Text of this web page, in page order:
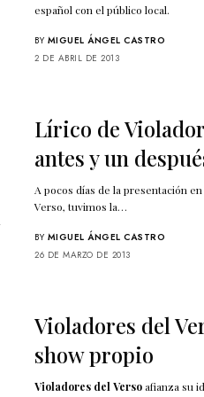
español con el público local.
BY MIGUEL ÁNGEL CASTRO
2 DE ABRIL DE 2013
Lírico de
antes y un
A pocos días de la presentación
Verso, tuvimos la…
BY MIGUEL ÁNGEL CASTRO
26 DE MARZO DE 2013
Violadores del
show propio
Violadores del Versoafianza su